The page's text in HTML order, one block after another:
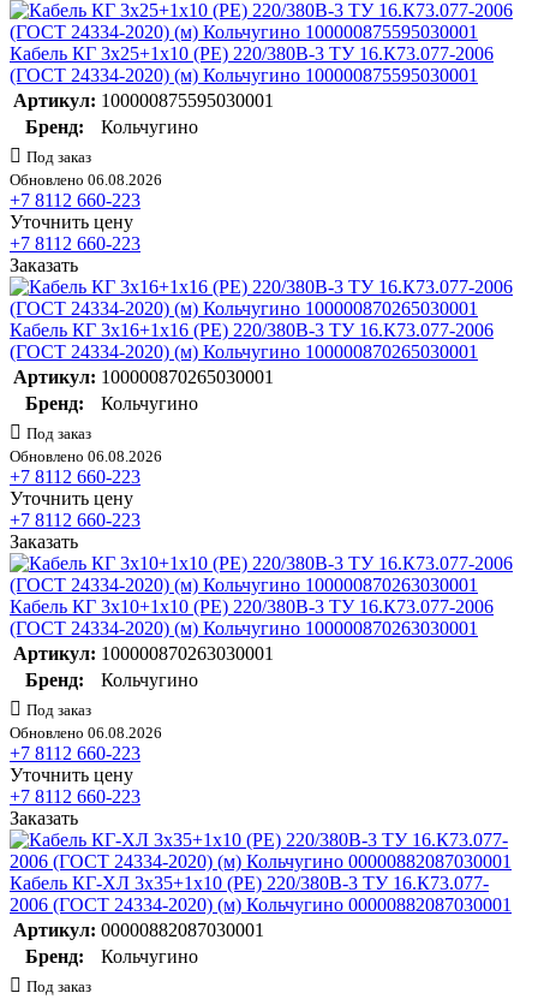
Кабель КГ 3х25+1х10 (PE) 220/380В-3 ТУ 16.К73.077-2006
(ГОСТ 24334-2020) (м) Кольчугино 100000875595030001
Артикул: 100000875595030001
Бренд:
Кольчугино
Под заказ
Обновлено 06.08.2026
+7 8112 660-223
Уточнить цену
+7 8112 660-223
Заказать
Кабель КГ 3х16+1х16 (PE) 220/380В-3 ТУ 16.К73.077-2006
(ГОСТ 24334-2020) (м) Кольчугино 100000870265030001
Артикул: 100000870265030001
Бренд:
Кольчугино
Под заказ
Обновлено 06.08.2026
+7 8112 660-223
Уточнить цену
+7 8112 660-223
Заказать
Кабель КГ 3х10+1х10 (PE) 220/380В-3 ТУ 16.К73.077-2006
(ГОСТ 24334-2020) (м) Кольчугино 100000870263030001
Артикул: 100000870263030001
Бренд:
Кольчугино
Под заказ
Обновлено 06.08.2026
+7 8112 660-223
Уточнить цену
+7 8112 660-223
Заказать
Кабель КГ-ХЛ 3х35+1х10 (PE) 220/380В-3 ТУ 16.К73.077-
2006 (ГОСТ 24334-2020) (м) Кольчугино 00000882087030001
Артикул: 00000882087030001
Бренд:
Кольчугино
Под заказ